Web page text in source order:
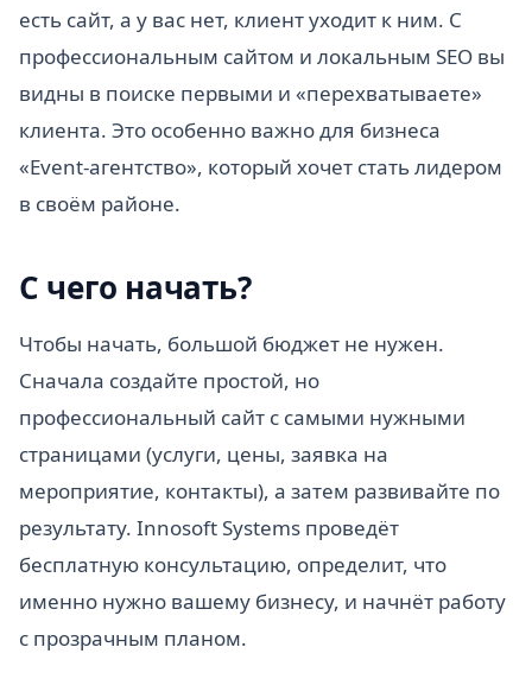
есть сайт, а у вас нет, клиент уходит к ним. С
профессиональным сайтом и локальным SEO вы
видны в поиске первыми и «перехватываете»
клиента. Это особенно важно для бизнеса
«Event-агентство», который хочет стать лидером
в своём районе.
С чего начать?
Чтобы начать, большой бюджет не нужен.
Сначала создайте простой, но
профессиональный сайт с самыми нужными
страницами (услуги, цены, заявка на
мероприятие, контакты), а затем развивайте по
результату. Innosoft Systems проведёт
бесплатную консультацию, определит, что
именно нужно вашему бизнесу, и начнёт работу
с прозрачным планом.